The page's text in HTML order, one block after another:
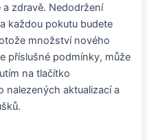
zdravě. Nedodržení
každou pokutu budete
množství nového
příslušné podmínky, může
na tlačítko
nalezených aktualizací a